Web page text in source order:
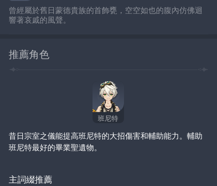
曾經屬於舊日蒙德貴族的首飾甕，空空如也的腹內仿佛迴
響著哀戚的風聲。
推薦角色
班尼特
昔日宗室之儀能提高班尼特的大招傷害和輔助能力。輔助
班尼特最好的畢業聖遺物。
主詞綴推薦